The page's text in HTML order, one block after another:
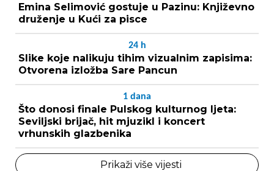
Emina Selimović gostuje u Pazinu: Književno
druženje u Kući za pisce
24 h
Slike koje nalikuju tihim vizualnim zapisima:
Otvorena izložba Sare Pancun
1 dana
Što donosi finale Pulskog kulturnog ljeta:
Seviljski brijač, hit mjuzikl i koncert
vrhunskih glazbenika
Prikaži više vijesti